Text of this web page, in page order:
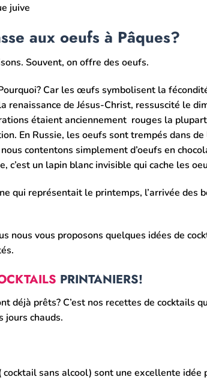
juive
aux oeufs à Pâques?
Souvent, on offre des oeufs.
Car les œufs symbolisent la
de Jésus-Christ, ressuscité le
étaient anciennement rouges la
En Russie, les oeufs sont trempés dans de
contentons simplement d’oeufs en
un lapin blanc invisible qui cache les
qui représentait le printemps, l’arrivée des
nous vous proposons quelques idées de
PRINTANIERS!
prêts? C’est nos recettes de cocktails
jours chauds.
sans alcool) sont une excellente idée